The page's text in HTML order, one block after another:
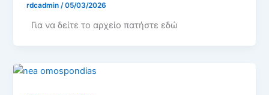
rdcadmin/05/03/2026
Για να δείτε το αρχείο πατήστε εδώ